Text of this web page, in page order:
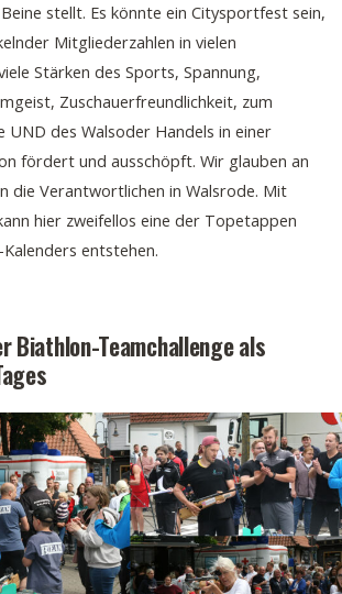
stellt. Es könnte ein Citysportfest sein,
Mitgliederzahlen in vielen
Stärken des Sports, Spannung,
Zuschauerfreundlichkeit, zum
UND des Walsoder Handels in einer
fördert und ausschöpft. Wir glauben an
die Verantwortlichen in Walsrode. Mit
hier zweifellos eine der Topetappen
entstehen.
Biathlon-Teamchallenge als